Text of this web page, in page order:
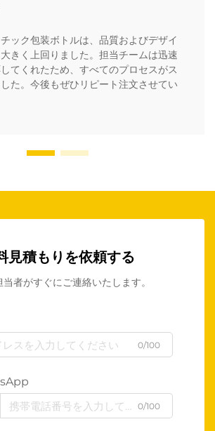
ック包装ボトルは、品質およびデザイ
きく上回りました。担当チームは迅速
てくれたため、すべてのプロセスがス
た。今後もぜひリピート注文させてい
見積もりを依頼する
者がすぐにご連絡いたします。
0/100
0/100